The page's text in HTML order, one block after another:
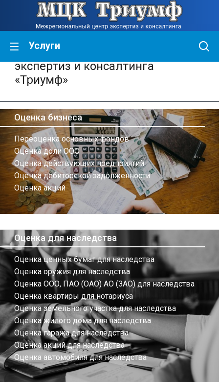
Услуги
Межрегиональный центр
экспертиз и консалтинга
«Триумф»
Оценка бизнеса
Переоценка основных фондов
Оценка доли ООО
Оценка действующих предприятий
Оценка дебиторской задолженности
Оценка акций
Оценка для наследства
Оценка ценных бумаг для наследства
Оценка оружия для наследства
Оценка ООО, ПАО (ОАО) АО (ЗАО) для наследства
Оценка квартиры для нотариуса
Оценка земельного участка для наследства
Оценка жилого дома для наследства
Оценка гаража для наследства
Оценка акций для наследства
Оценка автомобиля для наследства